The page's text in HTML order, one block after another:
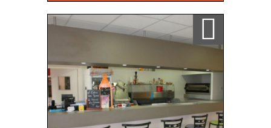
Ajouter a ma sélection